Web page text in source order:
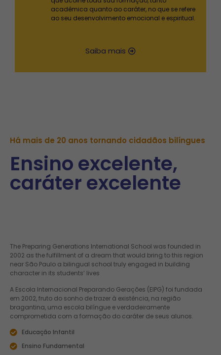
acadêmica quanto ao caráter, no que se refere
ao seu desenvolvimento emocional e espiritual.
Saiba mais
Há mais de 20 anos tornando cidadãos bilíngues
Ensino excelente,
caráter excelente
The Preparing Generations International School was founded in
2002 as the fulfillment of a dream that would bring to this region
near São Paulo a bilingual school truly engaged in building
character in its students’ lives
A Escola Internacional Preparando Gerações (EIPG) foi fundada
em 2002, fruto do sonho de trazer à existência, na região
bragantina, uma escola bilíngue e verdadeiramente
comprometida com a formação do caráter de seus alunos.
Educação Infantil
Ensino Fundamental